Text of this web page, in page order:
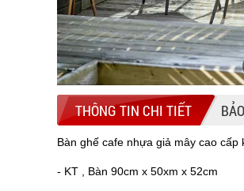
THÔNG TIN CHI TIẾT
Bàn ghế cafe nhựa giả mây cao
- KT , Bàn 90cm x 50xm x 52cm